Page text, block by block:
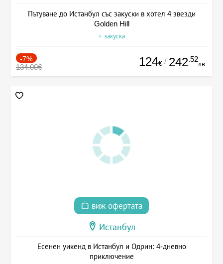
Пътуване до Истанбул със закуски в хотел 4 звезди
Golden Hill
+ закуска
-7%
134.00€ 124€ / 242.52
лв.
виж офертата
Истанбул
Есенен уикенд в Истанбул и Одрин: 4-дневно
приключение